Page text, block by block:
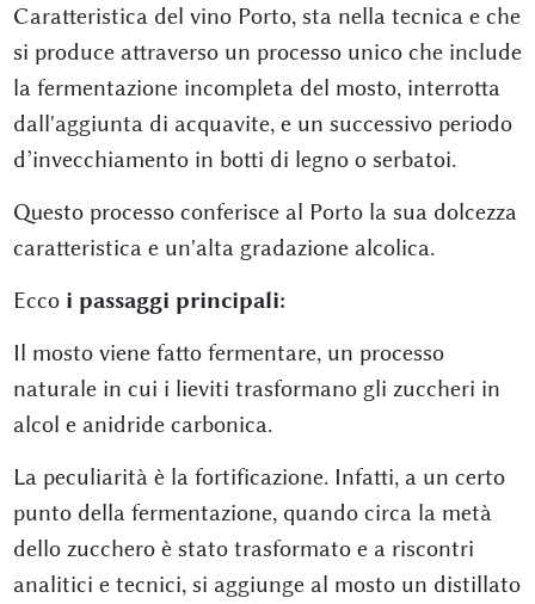
Caratteristica del vino Porto, sta nella tecnica e che
si produce attraverso un processo unico che include
la fermentazione incompleta del mosto, interrotta
dall'aggiunta di acquavite, e un successivo periodo
d’invecchiamento in botti di legno o serbatoi.
Questo processo conferisce al Porto la sua dolcezza
caratteristica e un'alta gradazione alcolica.
Eccoi passaggi principali:
Il mosto viene fatto fermentare, un processo
naturale in cui i lieviti trasformano gli zuccheri in
alcol e anidride carbonica.
La peculiarità è la fortificazione. Infatti, a un certo
punto della fermentazione, quando circa la metà
dello zucchero è stato trasformato e a riscontri
analitici e tecnici, si aggiunge al mosto un distillato